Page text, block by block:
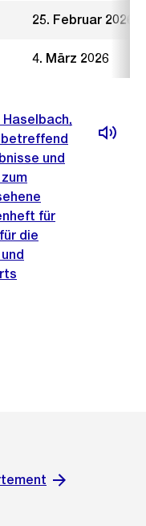
25. Februar 2026
4. März 2026
betreffend
und
für
die